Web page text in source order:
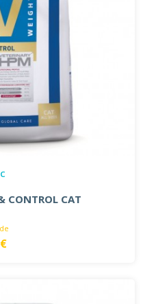
CONTROL CAT